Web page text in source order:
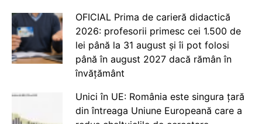
OFICIAL Prima de carieră didactică
2026: profesorii primesc cei 1.500 de
lei până la 31 august și îi pot folosi
până în august 2027 dacă rămân în
învățământ
Unici în UE: România este singura țară
din întreaga Uniune Europeană care a